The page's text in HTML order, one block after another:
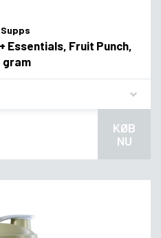
Essentials, Fruit Punch,
gram
KØB
NU